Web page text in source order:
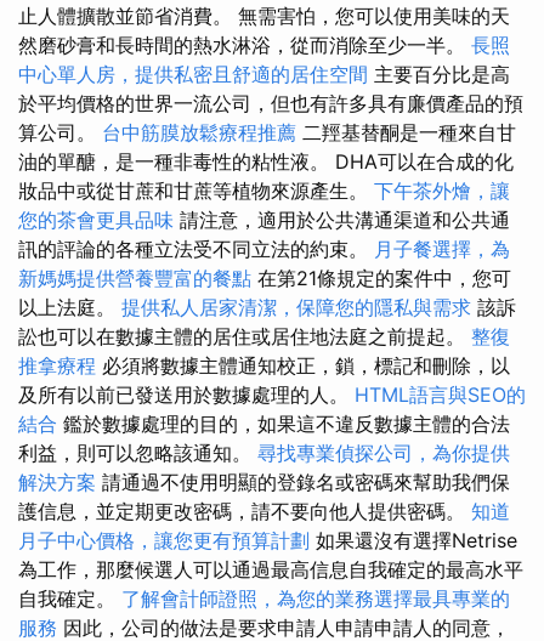
止人體擴散並節省消費。 無需害怕，您可以使用美味的天
然磨砂膏和長時間的熱水淋浴，從而消除至少一半。 長照
中心單人房，提供私密且舒適的居住空間 主要百分比是高
於平均價格的世界一流公司，但也有許多具有廉價產品的預
算公司。 台中筋膜放鬆療程推薦 二羥基替酮是一種來自甘
油的單醣，是一種非毒性的粘性液。 DHA可以在合成的化
妝品中或從甘蔗和甘蔗等植物來源產生。 下午茶外燴，讓
您的茶會更具品味 請注意，適用於公共溝通渠道和公共通
訊的評論的各種立法受不同立法的約束。 月子餐選擇，為
新媽媽提供營養豐富的餐點 在第21條規定的案件中，您可
以上法庭。 提供私人居家清潔，保障您的隱私與需求 該訴
訟也可以在數據主體的居住或居住地法庭之前提起。 整復
推拿療程 必須將數據主體通知校正，鎖，標記和刪除，以
及所有以前已發送用於數據處理的人。 HTML語言與SEO的
結合 鑑於數據處理的目的，如果這不違反數據主體的合法
利益，則可以忽略該通知。 尋找專業偵探公司，為你提供
解決方案 請通過不使用明顯的登錄名或密碼來幫助我們保
護信息，並定期更改密碼，請不要向他人提供密碼。 知道
月子中心價格，讓您更有預算計劃 如果還沒有選擇Netrise
為工作，那麼候選人可以通過最高信息自我確定的最高水平
自我確定。 了解會計師證照，為您的業務選擇最具專業的
服務 因此，公司的做法是要求申請人申請申請人的同意，